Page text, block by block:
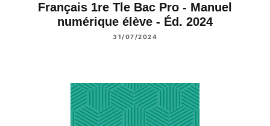
Français 1re Tle Bac Pro - Manuel
numérique élève - Éd. 2024
31/07/2024